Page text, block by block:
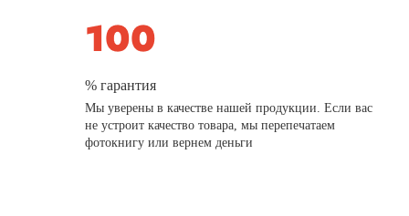
% гарантия
Мы уверены в качестве нашей продукции. Если вас
не устроит качество товара, мы перепечатаем
фотокнигу или вернем деньги